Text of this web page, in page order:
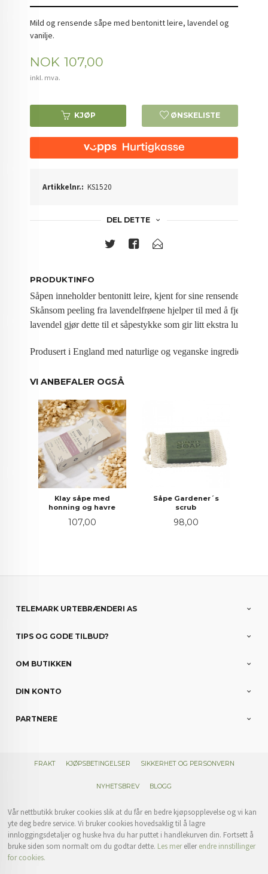
Mild og rensende såpe med bentonitt leire, lavendel og
vanilje.
Pris
NOK 107,00
inkl. mva.
KJØP ØNSKELISTE
Artikkelnr.: KS1520
DEL DETTE
PRODUKTINFO
Såpen inneholder bentonitt leire, kjent for sine rensende
Skånsom peeling fra lavendelfrøene hjelper til med å fjerne
lavendel gjør dette til et såpestykke som gir litt ekstra luksus i
Produsert i England med naturlige og veganske ingredienser,
VI ANBEFALER OGSÅ
Klay såpe med
honning og havre
Pris
107,00
Såpe Gardener´s
scrub
Pris
98,00
TELEMARK URTEBRÆNDERI AS
TIPS OG GODE TILBUD?
OM BUTIKKEN
DIN KONTO
PARTNERE
FRAKT KJØPSBETINGELSER SIKKERHET OG PERSONVERN
NYHETSBREV BLOGG
Vår nettbutikk bruker cookies slik at du får en bedre kjøpsopplevelse og vi kan
yte deg bedre service. Vi bruker cookies hovedsaklig til å lagre
innloggingsdetaljer og huske hva du har puttet i handlekurven din. Fortsett å
bruke siden som normalt om du godtar dette. Les merellerendre innstillinger
for cookies.